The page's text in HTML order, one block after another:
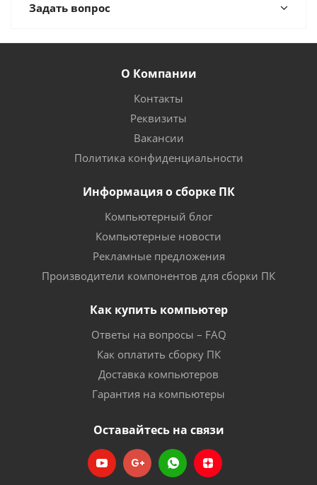
Задать вопрос
О Компании
Контакты
Реквизиты
Вакансии
Политика конфиденциальности
Информация о сборке ПК
Компьютерный блог
Компьютерные новости
Рекламные предложения
Производители компонентов для сборки ПК
Как купить компьютер
Ответы на вопросы – FAQ
Как оплатить сборку ПК
Доставка компьютеров
Гарантия на компьютеры
Оставайтесь на связи